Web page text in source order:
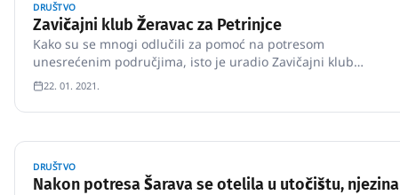
DRUŠTVO
Zavičajni klub Žeravac za Petrinjce
Kako su se mnogi odlučili za pomoć na potresom
unesrećenim područjima, isto je uradio Zavičajni klub
Žeravac iz Slavonskog Broda.
22. 01. 2021.
DRUŠTVO
Nakon potresa Šarava se otelila u utočištu, njezina